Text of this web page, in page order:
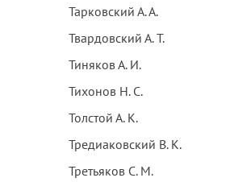
Тарковский А. А.
Твардовский А. Т.
Тиняков А. И.
Тихонов Н. С.
Толстой А. К.
Тредиаковский В. К.
Третьяков С. М.